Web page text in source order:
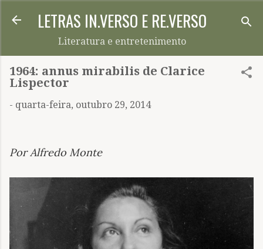
Pular para o conteúdo principal
LETRAS IN.VERSO E RE.VERSO
Literatura e entretenimento
1964: annus mirabilis de Clarice
Lispector
- quarta-feira, outubro 29, 2014
Por Alfredo Monte